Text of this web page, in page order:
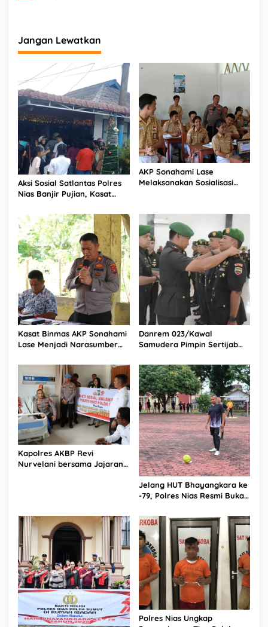
r
i
Jangan Lewatkan
Aksi Sosial Satlantas Polres
Nias Banjir Pujian, Kasat
Bagikan 1.000 Dus Kopi
Fresco untuk Warga di
Tengah Sulitnya Ekonomi
AKP Sonahami Lase
Melaksanakan Sosialisasi
Selatan
Kasat Binmas AKP Sonahami
Lase Menjadi Narasumber
Persekutuan Doa
Danrem 023/Kawal
Samudera Pimpin Sertijab
Kapolres AKBP Revi
Nurvelani bersama Jajaran
Jelang HUT Bhayangkara ke
-79, Polres Nias Resmi Buka
Polres Nias Ungkap